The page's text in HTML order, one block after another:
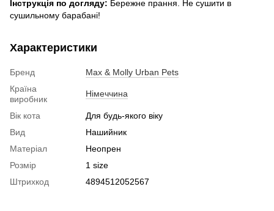
Інструкція по догляду: Бережне прання. Не сушити в
сушильному барабані!
Характеристики
Бренд
Max & Molly Urban Pets
Країна
виробник
Німеччина
Вік кота
Для будь-якого віку
Вид
Нашийник
Матеріал
Неопрен
Розмір
1 size
Штрихкод
4894512052567